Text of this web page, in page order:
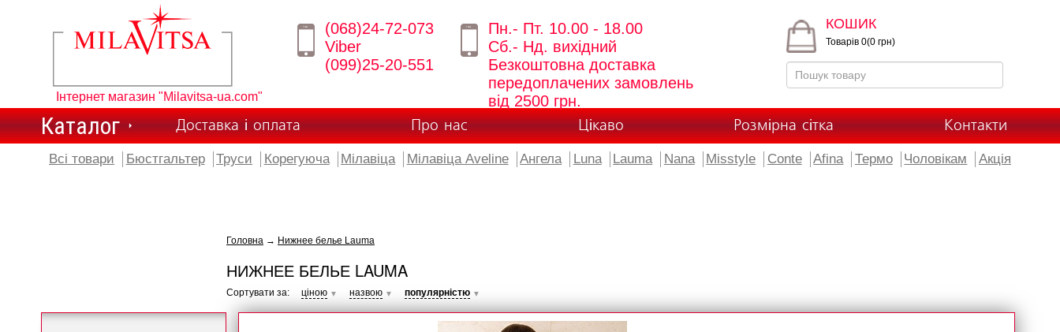
Інтернет магазин "Milavitsa-ua.com"
(068)24-72-073
Viber
(099)25-20-551
Пн.- Пт. 10.00 - 18.00
Сб.- Нд. вихідний
Безкоштовна доставка
передоплачених замовлень
від 2500 грн.
КОШИК
Товарів 0(0 грн)
Каталог Доставка і оплата Про нас Цікаво Розмірна сітка Контакти
Всі товари Бюстгальтер Труси Корегуюча Мілавіца Мілавіца Aveline Ангела Luna Lauma Nana Misstyle Conte Afina Термо Чоловікам Акція
Головна → Нижнее белье Lauma
НИЖНЕЕ БЕЛЬЕ LAUMA
Сортувати за: ціною ▼ назвою ▼ популярністю ▼